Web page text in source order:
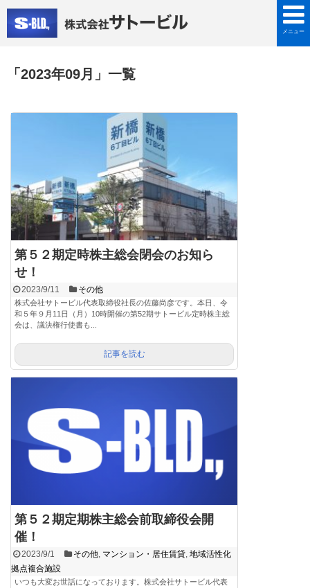
メニュー
「 2023年09月 」 一覧
第５２期定時株主総会閉会のお知ら
せ！
2023/9/11 その他
株式会社サトービル代表取締役社長の佐藤尚彦です。本日、令
和５年９月11日（月）10時開催の第52期サトービル定時株主総
会は、議決権行使書も...
記事を読む
第５２期定期株主総会前取締役会開
催！
2023/9/1 その他, マンション・居住賃貸,地域活性化
拠点複合施設
いつも大変お世話になっております。株式会社サトービル代表